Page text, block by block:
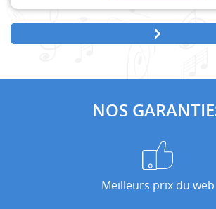
NOS
Meilleurs prix du web